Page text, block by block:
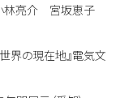
亮介 宮坂恵子
界の現在地』電気文